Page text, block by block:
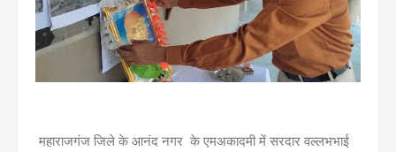
महाराजगंज जिले के आनंद नगर के एमअकादमी में सरदार वल्लभभाई